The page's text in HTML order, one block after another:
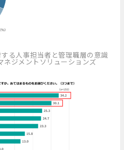
る人事担当者と管理職層の意識
ジメントソリューションズ